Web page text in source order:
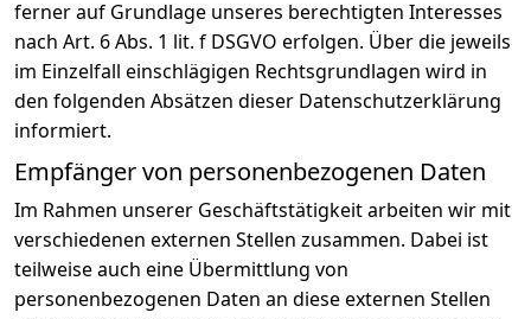
ferner auf Grundlage unseres berechtigten Interesses
nach Art. 6 Abs. 1 lit. f DSGVO erfolgen. Über die jeweils
im Einzelfall einschlägigen Rechtsgrundlagen wird in
den folgenden Absätzen dieser Datenschutzerklärung
informiert.
Empfänger von personenbezogenen Daten
Im Rahmen unserer Geschäftstätigkeit arbeiten wir mit
verschiedenen externen Stellen zusammen. Dabei ist
teilweise auch eine Übermittlung von
personenbezogenen Daten an diese externen Stellen